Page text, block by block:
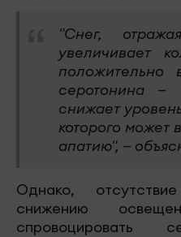
"Снег,
увеличивает
положительно
серотонина —
снижает
которого может
апатию", —
Однако,
снижению
спровоцировать